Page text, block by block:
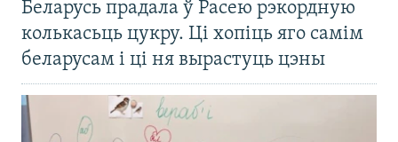
Беларусь прадала ў Расею рэкордную
колькасьць цукру. Ці хопіць яго самім
беларусам і ці ня вырастуць цэны